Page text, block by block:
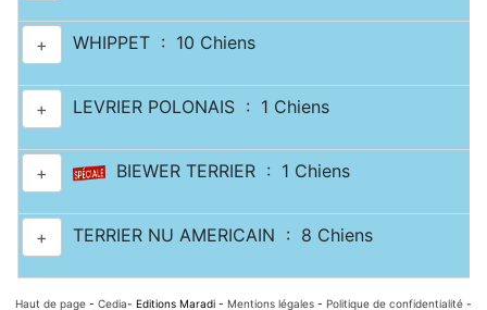
+ WHIPPET : 10 Chiens
+ LEVRIER POLONAIS : 1 Chiens
+ BIEWER TERRIER : 1 Chiens
+ TERRIER NU AMERICAIN : 8 Chiens
Haut de page - Cedia- Editions Maradi - Mentions légales - Politique de confidentialité -